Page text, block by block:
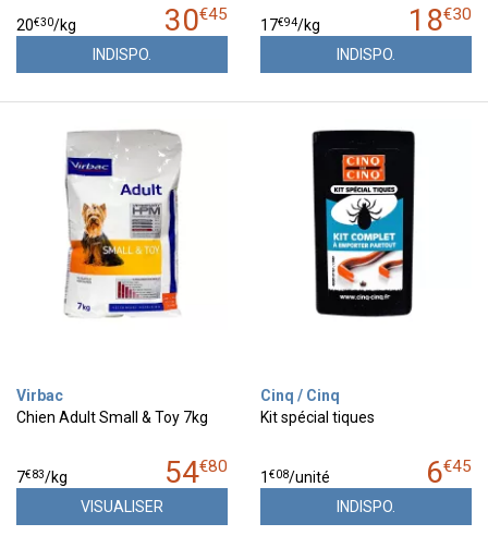
30€45
20€30/kg
INDISPO.
18€30
17€94/kg
INDISPO.
Virbac
Chien Adult Small & Toy 7kg
54€80
7€83/kg
VISUALISER
Cinq / Cinq
Kit spécial tiques
6€45
1 €08/unité
INDISPO.